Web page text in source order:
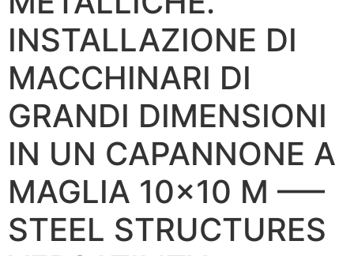
INSTALLAZIONE DI
MACCHINARI DI
GRANDI DIMENSIONI
IN UN CAPANNONE A
MAGLIA 10×10 M —–
STEEL STRUCTURES